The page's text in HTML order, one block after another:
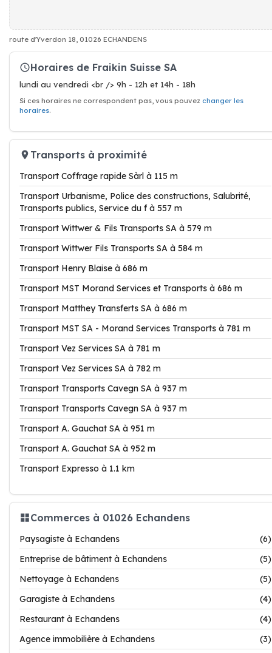
route d'Yverdon 18, 01026 ECHANDENS
Horaires de Fraikin Suisse SA
lundi au vendredi <br /> 9h - 12h et 14h - 18h
Si ces horaires ne correspondent pas, vous pouvez changer les
horaires.
Transports à proximité
Transport Coffrage rapide Sàrl à 115 m
Transport Urbanisme, Police des constructions, Salubrité,
Transports publics, Service du f à 557 m
Transport Wittwer & Fils Transports SA à 579 m
Transport Wittwer Fils Transports SA à 584 m
Transport Henry Blaise à 686 m
Transport MST Morand Services et Transports à 686 m
Transport Matthey Transferts SA à 686 m
Transport MST SA - Morand Services Transports à 781 m
Transport Vez Services SA à 781 m
Transport Vez Services SA à 782 m
Transport Transports Cavegn SA à 937 m
Transport Transports Cavegn SA à 937 m
Transport A. Gauchat SA à 951 m
Transport A. Gauchat SA à 952 m
Transport Expresso à 1.1 km
Commerces à 01026 Echandens
Paysagiste à Echandens
(6)
Entreprise de bâtiment à Echandens
(5)
Nettoyage à Echandens
(5)
Garagiste à Echandens
(4)
Restaurant à Echandens
(4)
Agence immobilière à Echandens
(3)